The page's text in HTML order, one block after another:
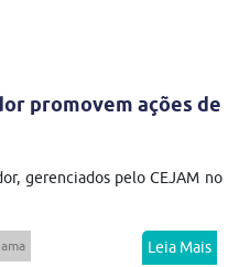
promovem ações de
gerenciados pelo CEJAM no
Leia Mais